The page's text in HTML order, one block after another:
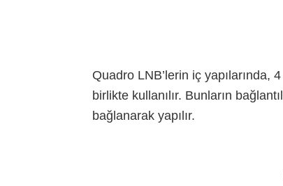
Quadro LNB’lerin iç yapılarında,
birlikte kullanılır. Bunların
bağlanarak yapılır.